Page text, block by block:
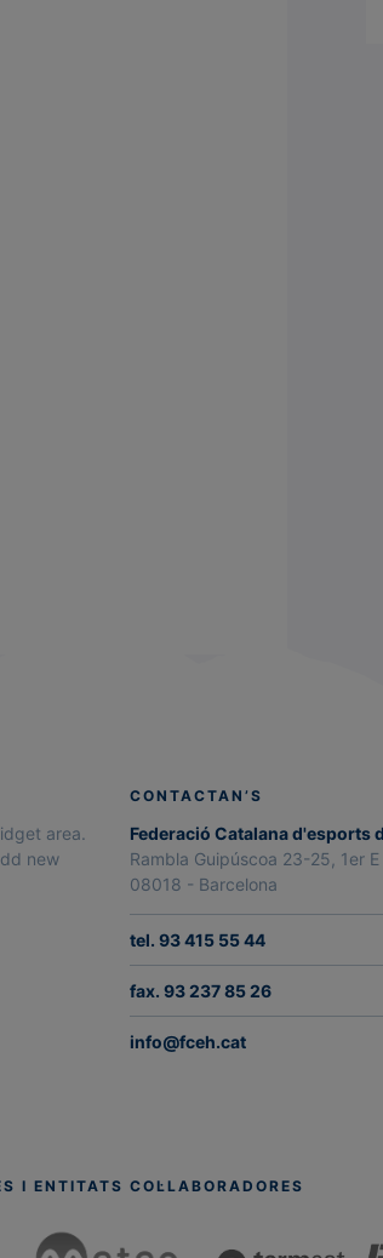
area.
new
CONTACTAN’S
Federació Catalana d'esports
Rambla Guipúscoa 23-25, 1er E
08018 - Barcelona
tel. 93 415 55 44
fax. 93 237 85 26
info@fceh.cat
I ENTITATS COL·LABORADORES